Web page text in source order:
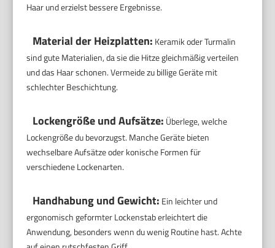
Haar und erzielst bessere Ergebnisse.
Material der Heizplatten: Keramik oder Turmalin
sind gute Materialien, da sie die Hitze gleichmäßig verteilen
und das Haar schonen. Vermeide zu billige Geräte mit
schlechter Beschichtung.
Lockengröße und Aufsätze: Überlege, welche
Lockengröße du bevorzugst. Manche Geräte bieten
wechselbare Aufsätze oder konische Formen für
verschiedene Lockenarten.
Handhabung und Gewicht: Ein leichter und
ergonomisch geformter Lockenstab erleichtert die
Anwendung, besonders wenn du wenig Routine hast. Achte